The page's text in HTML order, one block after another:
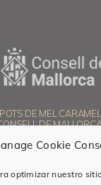
Cookie
optimizar nuestro
POTS DE MEL
DE